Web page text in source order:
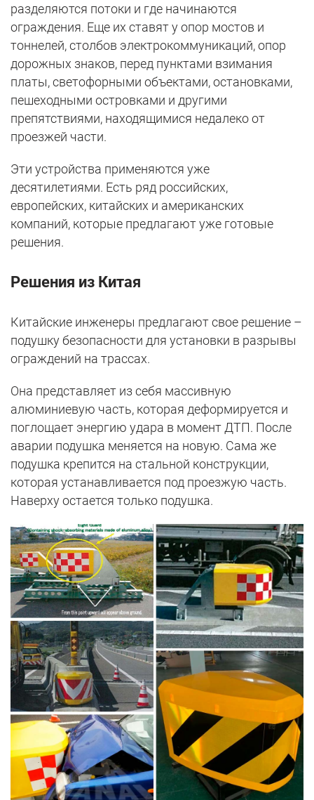
разделяются потоки и где начинаются
ограждения. Еще их ставят у опор мостов и
тоннелей, столбов электрокоммуникаций, опор
дорожных знаков, перед пунктами взимания
платы, светофорными объектами, остановками,
пешеходными островками и другими
препятствиями, находящимися недалеко от
проезжей части.
Эти устройства применяются уже
десятилетиями. Есть ряд российских,
европейских, китайских и американских
компаний, которые предлагают уже готовые
решения.
Решения из Китая
Китайские инженеры предлагают свое решение –
подушку безопасности для установки в разрывы
ограждений на трассах.
Она представляет из себя массивную
алюминиевую часть, которая деформируется и
поглощает энергию удара в момент ДТП. После
аварии подушка меняется на новую. Сама же
подушка крепится на стальной конструкции,
которая устанавливается под проезжую часть.
Наверху остается только подушка.